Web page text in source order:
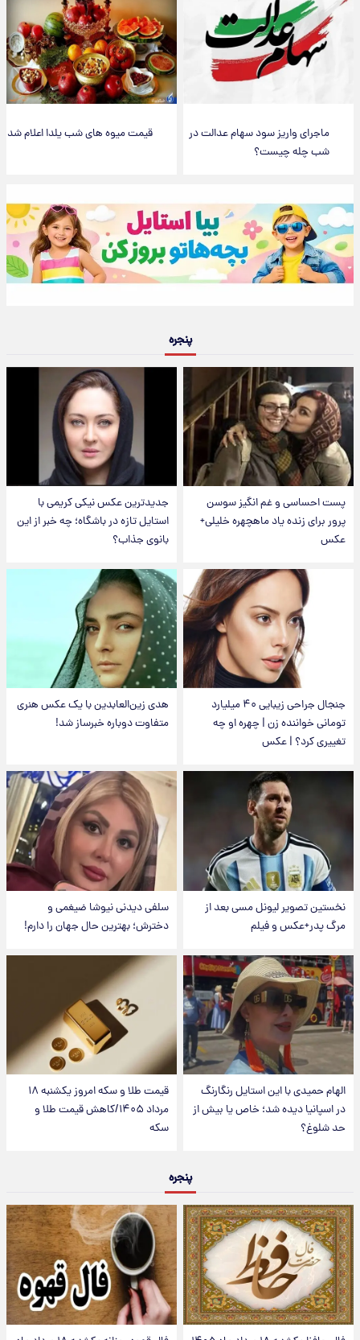
ماجرای واریز سود سهام عدالت در
شب چله چیست؟
قیمت میوه های شب یلدا اعلام شد
پنجره
پست احساسی و غم انگیز سوسن
پرور برای زنده یاد ماهچهره خلیلی+
عکس
جدیدترین عکس نیکی کریمی با
استایل تازه در باشگاه؛ چه خبر از این
بانوی جذاب؟
جنجال جراحی زیبایی ۴۰ میلیارد
تومانی خواننده زن | چهره او چه
تغییری کرد؟ | عکس
هدی زین‌العابدین با یک عکس هنری
متفاوت دوباره خبرساز شد!
نخستین تصویر لیونل مسی بعد از
مرگ پدر+عکس و فیلم
سلفی دیدنی نیوشا ضیغمی و
دخترش؛ بهترین حال جهان را دارم!
الهام حمیدی با این استایل رنگارنگ
در اسپانیا دیده شد؛ خاص یا بیش از
حد شلوغ؟
قیمت طلا و سکه امروز یکشنبه ۱۸
مرداد ۱۴۰۵/کاهش قیمت طلا و
سکه
پنجره